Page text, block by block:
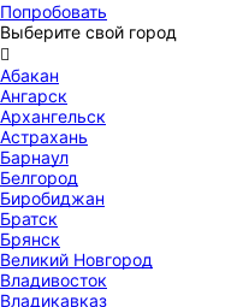
Попробовать
Выберите свой город

Абакан
Ангарск
Архангельск
Астрахань
Барнаул
Белгород
Биробиджан
Братск
Брянск
Великий Новгород
Владивосток
Владикавказ